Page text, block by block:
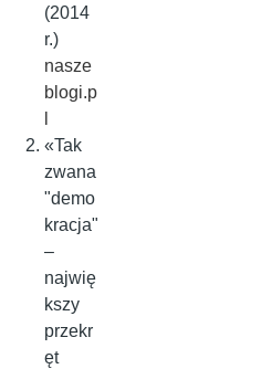
(2014
r.)
nasze
blogi.p
«Tak
zwana
"demo
kracja"
–
najwię
kszy
przekr
ęt